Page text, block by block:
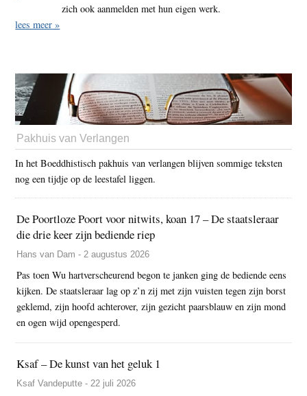
zich ook aanmelden met hun eigen werk.
lees meer »
Pakhuis van Verlangen
In het Boeddhistisch pakhuis van verlangen blijven sommige teksten
nog een tijdje op de leestafel liggen.
De Poortloze Poort voor nitwits, koan 17 – De staatsleraar
die drie keer zijn bediende riep
Hans van Dam - 2 augustus 2026
Pas toen Wu hartverscheurend begon te janken ging de bediende eens
kijken. De staatsleraar lag op z’n zij met zijn vuisten tegen zijn borst
geklemd, zijn hoofd achterover, zijn gezicht paarsblauw en zijn mond
en ogen wijd opengesperd.
Ksaf – De kunst van het geluk 1
Ksaf Vandeputte - 22 juli 2026